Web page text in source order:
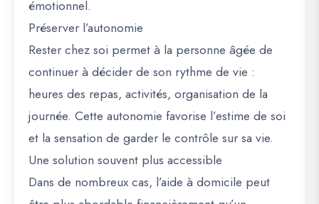
émotionnel.
Préserver l’autonomie
Rester chez soi permet à la personne âgée de
continuer à décider de son rythme de vie :
heures des repas, activités, organisation de la
journée. Cette autonomie favorise l’estime de soi
et la sensation de garder le contrôle sur sa vie.
Une solution souvent plus accessible
Dans de nombreux cas, l’aide à domicile peut